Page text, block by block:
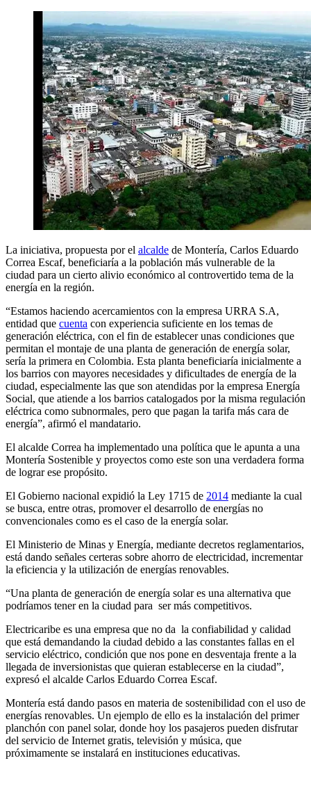
La iniciativa, propuesta por el alcalde de Montería, Carlos Eduardo
Correa Escaf, beneficiaría a la población más vulnerable de la
ciudad para un cierto alivio económico al controvertido tema de la
energía en la región.
“Estamos haciendo acercamientos con la empresa URRA S.A,
entidad que cuenta con experiencia suficiente en los temas de
generación eléctrica, con el fin de establecer unas condiciones que
permitan el montaje de una planta de generación de energía solar,
sería la primera en Colombia. Esta planta beneficiaría inicialmente a
los barrios con mayores necesidades y dificultades de energía de la
ciudad, especialmente las que son atendidas por la empresa Energía
Social, que atiende a los barrios catalogados por la misma regulación
eléctrica como subnormales, pero que pagan la tarifa más cara de
energía”, afirmó el mandatario.
El alcalde Correa ha implementado una política que le apunta a una
Montería Sostenible y proyectos como este son una verdadera forma
de lograr ese propósito.
El Gobierno nacional expidió la Ley 1715 de 2014 mediante la cual
se busca, entre otras, promover el desarrollo de energías no
convencionales como es el caso de la energía solar.
El Ministerio de Minas y Energía, mediante decretos reglamentarios,
está dando señales certeras sobre ahorro de electricidad, incrementar
la eficiencia y la utilización de energías renovables.
“Una planta de generación de energía solar es una alternativa que
podríamos tener en la ciudad para ser más competitivos.
Electricaribe es una empresa que no da la confiabilidad y calidad
que está demandando la ciudad debido a las constantes fallas en el
servicio eléctrico, condición que nos pone en desventaja frente a la
llegada de inversionistas que quieran establecerse en la ciudad”,
expresó el alcalde Carlos Eduardo Correa Escaf.
Montería está dando pasos en materia de sostenibilidad con el uso de
energías renovables. Un ejemplo de ello es la instalación del primer
planchón con panel solar, donde hoy los pasajeros pueden disfrutar
del servicio de Internet gratis, televisión y música, que
próximamente se instalará en instituciones educativas.